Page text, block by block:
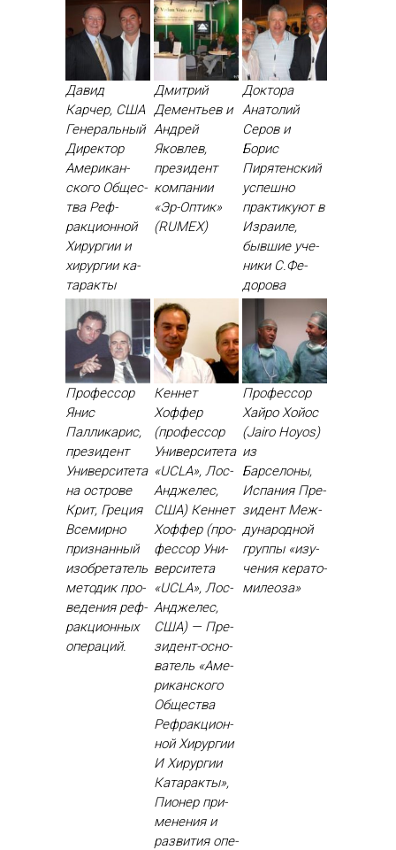
Давид
Карчер, США
Ге­нераль­ный
Ди­рек­тор
Аме­рикан­
ско­го Об­щес­
тва Реф­
ракци­он­ной
Хи­рур­гии и
хи­рур­гии ка­
тарак­ты
Дмитрий
Дементьев и
Андрей
Яковлев,
президент
компании
«Эр-Оптик»
(RUMEX)
Доктора
Анатолий
Серов и
Борис
Пирятенский
ус­пешно
прак­ти­ку­ют в
Из­ра­иле,
быв­шие уче­
ники С.Фе­
доро­ва
Профессор
Янис
Палликарис,
президент
Университета
на острове
Крит, Греция
Все­мир­но
приз­нанный
изоб­ре­татель
ме­тодик про­
веде­ния реф­
ракци­он­ных
опе­раций.
Кеннет
Хоффер
(профессор
Университета
«UCLA», Лос-
Анджелес,
США) Кен­нет
Хоф­фер (про­
фес­сор Уни­
вер­си­тета
«UCLA», Лос-
Ан­дже­лес,
США) — Пре­
зидент-ос­но­
ватель «Аме­
рикан­ско­го
Об­щес­тва
Реф­ракци­он­
ной Хи­рур­гии
И Хи­рур­гии
Ка­тарак­ты»,
Пи­онер при­
мене­ния и
раз­ви­тия опе­
Профессор
Хайро Хойос
(Jairo Hoyos)
из
Барселоны,
Испания Пре­
зидент Меж­
ду­народ­ной
груп­пы «изу­
чения ке­рато­
миле­оза»